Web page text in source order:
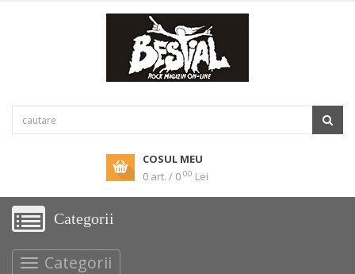
COSUL MEU
0 art. / 0 00 Lei
Categorii
Categorii